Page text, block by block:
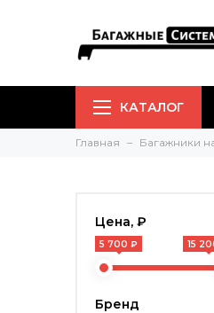
КАТАЛОГ
Главная Багажники
Цена, ₽
5 700 ₽ 15
Бренд